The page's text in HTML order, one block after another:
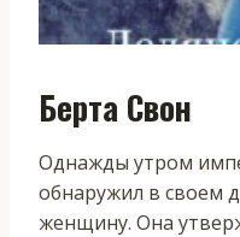
Берта Свон
Однажды утром
обнаружил в своем
женщину. Она